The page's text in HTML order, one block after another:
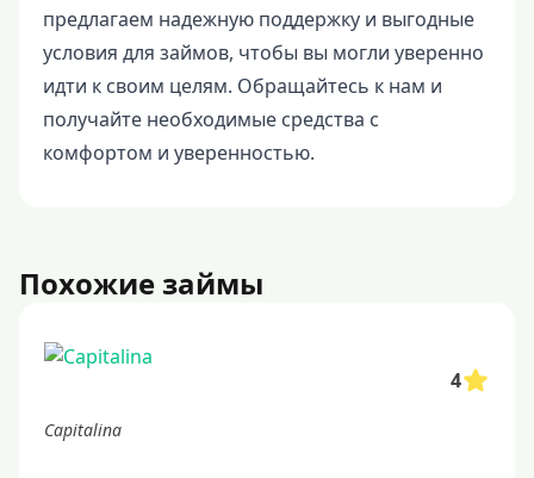
предлагаем надежную поддержку и выгодные
условия для займов, чтобы вы могли уверенно
идти к своим целям. Обращайтесь к нам и
получайте необходимые средства с
комфортом и уверенностью.
Похожие займы
4
Capitalina